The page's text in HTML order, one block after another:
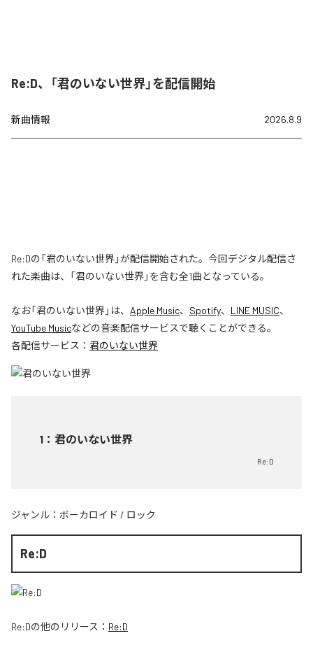
Re:D、「君のいない世界」を配信開始
新曲情報 2026.8.9
Re:Dの「君のいない世界」が配信開始された。今回デジタル配信さ
れた楽曲は、「君のいない世界」を含む全1曲となっている。
なお「君のいない世界」は、 Apple Music、 Spotify、 LINE MUSIC、
YouTube Musicなどの音楽配信サービスで聴くことができる。
各配信サービス： 君のいない世界
1 ： 君のいない世界
Re:D
ジャンル： ボーカロイド / ロック
Re:D
Re:Dの他のリリース： Re:D